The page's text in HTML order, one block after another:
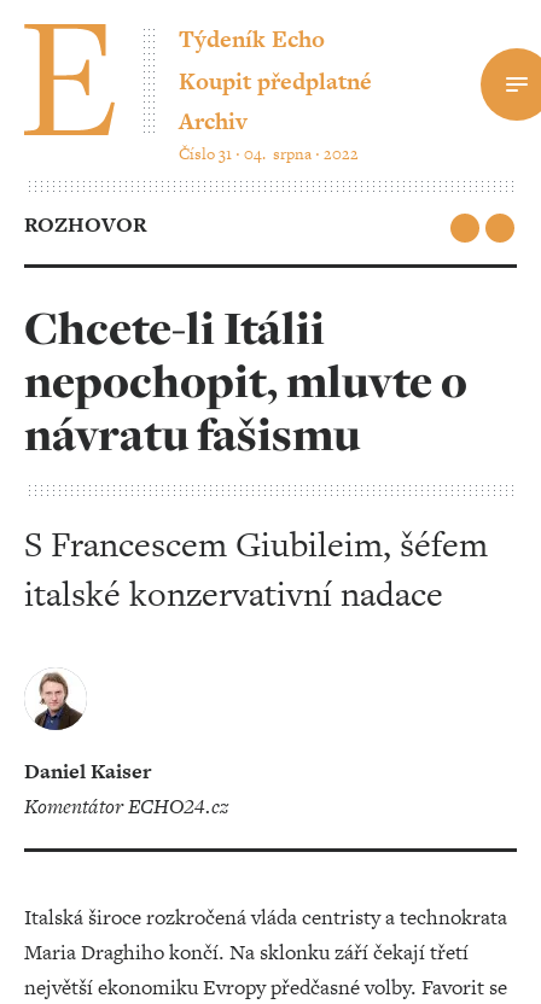
Týdeník Echo
Koupit předplatné
Archiv
Číslo 31 ‧ 04. srpna ‧ 2022
ROZHOVOR
Chcete-li Itálii
nepochopit, mluvte o
návratu fašismu
S Francescem Giubileim, šéfem
italské konzervativní nadace
Daniel Kaiser
komentátor ECHO24.cz
Italská široce rozkročená vláda centristy a technokrata
Maria Draghiho končí. Na sklonku září čekají třetí
největší ekonomiku Evropy předčasné volby. Favorit se